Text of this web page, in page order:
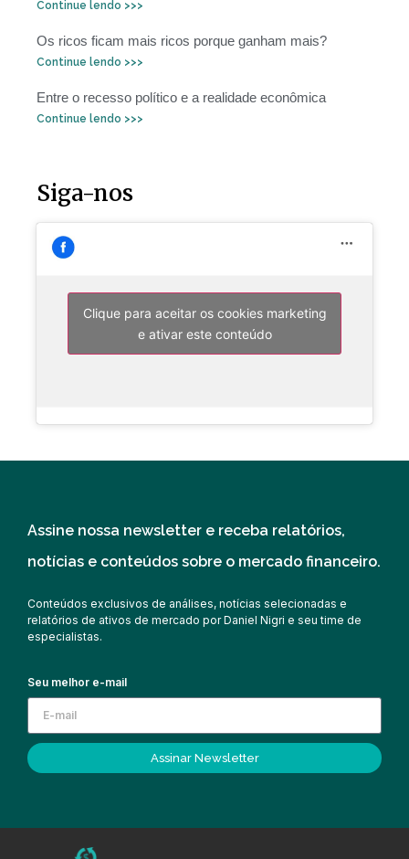
Continue lendo >>>
Os ricos ficam mais ricos porque ganham mais?
Continue lendo >>>
Entre o recesso político e a realidade econômica
Continue lendo >>>
Siga-nos
Clique para aceitar os cookies marketing
e ativar este conteúdo
Assine nossa newsletter e receba relatórios,
notícias e conteúdos sobre o mercado financeiro.
Conteúdos exclusivos de análises, notícias selecionadas e
relatórios de ativos de mercado por Daniel Nigri e seu time de
especialistas.
Seu melhor e-mail
Assinar Newsletter